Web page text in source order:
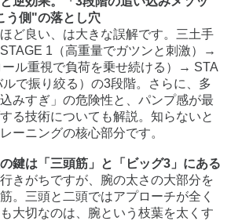
う側"の落とし穴
ど良い、は大きな誤解です。三土手
1（高重量でガツンと刺激）→
ル重視で負荷を乗せ続ける）→ STA
で振り絞る）の3段階。さらに、多
みすぎ」の危険性と、パンプ感が最
る技術についても解説。知らないと
ーニングの核心部分です。
鍵は「三頭筋」と「ビッグ3」にある
きがちですが、腕の太さの大部分を
。三頭と二頭ではアプローチが全く
大切なのは、腕という枝葉を太くす